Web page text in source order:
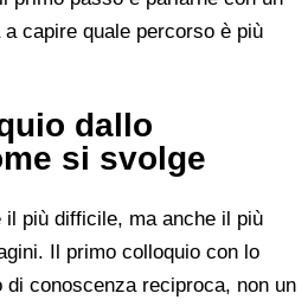
capire quale percorso è più
dallo
si svolge
più difficile, ma anche il più
Il primo colloquio con lo
di conoscenza reciproca, non un